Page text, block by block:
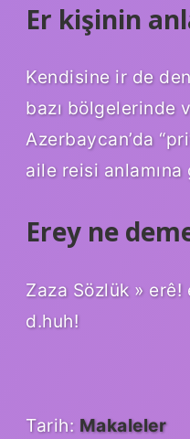
Er kişinin
Kendisine ir de
bazı bölgelerinde
Azerbaycan’da
aile reisi anlamına
Erey ne
Zaza Sözlük »
d.huh!
Tarih: Makaleler